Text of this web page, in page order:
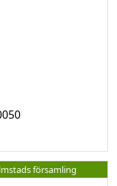
församling